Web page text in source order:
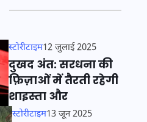
स्टोरीटाइम12 जुलाई 2025
दुखद अंत: सरधना की
फ़िज़ाओं में तैरती रहेगी
शाइस्ता और
स्टोरीटाइम13 जून 2025